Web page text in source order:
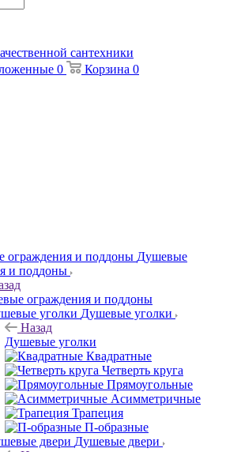
0 Корзина 0
Душевые
и поддоны
ограждения и поддоны
Душевые уголки
Назад
Душевые уголки
Квадратные
Четверть круга
Прямоугольные
Асимметричные
Трапеция
П-образные
Душевые двери